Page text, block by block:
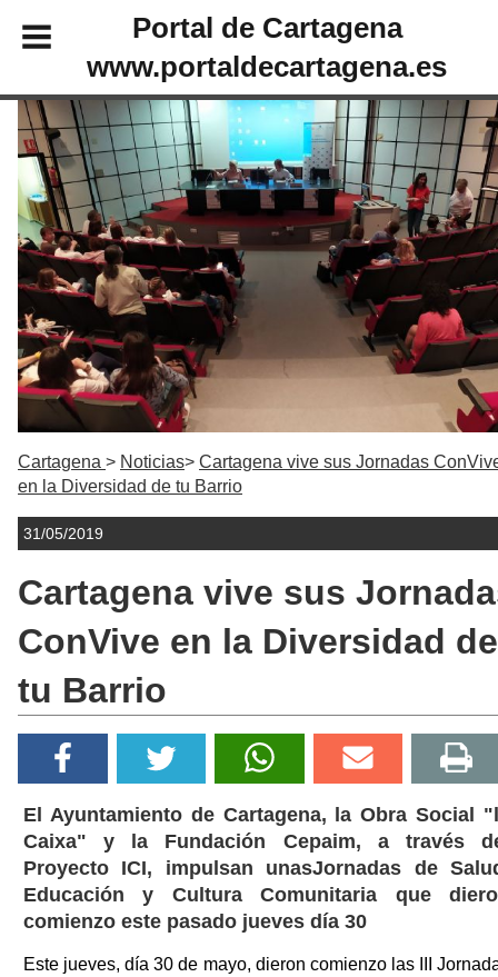
Portal de Cartagena
www.portaldecartagena.es
Cartagena Noticias
Cartagena vive sus Jornadas
en la Diversidad de tu Barrio
31/05/2019
Cartagena vive sus
ConVive en la Diversidad de
tu Barrio
El Ayuntamiento de Cartagena, la Obra Social
Caixa" y la Fundación Cepaim, a través
Proyecto ICI, impulsan unasJornadas de
Educación y Cultura Comunitaria que
comienzo este pasado jueves día 30
Este jueves, día 30 de mayo, dieron comienzo las III